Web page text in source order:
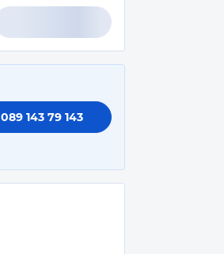
089 143 79 143